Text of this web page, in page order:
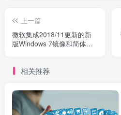
上一篇
微软集成2018/11更新的新
版Windows 7镜像和简体中
相关推荐